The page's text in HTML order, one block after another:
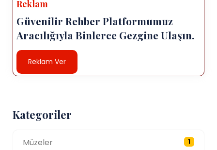
Reklam
Güvenilir Rehber Platformumuz
Aracılığıyla Binlerce Gezgine Ulaşın.
Reklam Ver
Kategoriler
Müzeler 1